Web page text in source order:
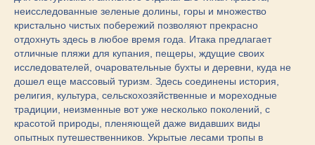
неисследованные зеленые долины, горы и множество
кристально чистых побережий позволяют прекрасно
отдохнуть здесь в любое время года. Итака предлагает
отличные пляжи для купания, пещеры, ждущие своих
исследователей, очаровательные бухты и деревни, куда не
дошел еще массовый туризм. Здесь соединены история,
религия, культура, сельскохозяйственные и мореходные
традиции, неизменные вот уже несколько поколений, с
красотой природы, пленяющей даже видавших виды
опытных путешественников. Укрытые лесами тропы в